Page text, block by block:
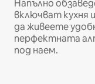
Напълно
включват кухня
да живеете
перфектната
под наем.